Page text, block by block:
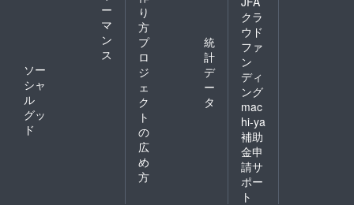
ー
マ
ン
ス
ソー
シャ
ル
グッ
ド
り
方
プ
ロ
ジ
ェ
ク
ト
の
広
め
方
統
計
デ
ー
タ
クラ
ウド
ファ
ン
ディ
ング
mac
hi-ya
補助
金申
請サ
ポー
ト